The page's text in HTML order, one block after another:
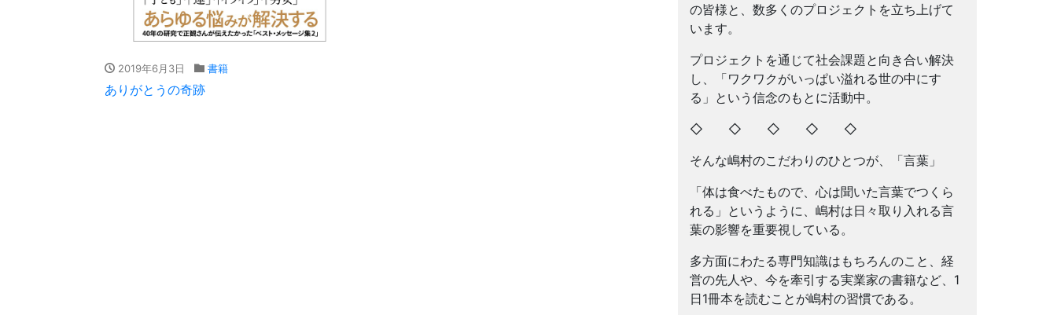
2019年6月3日 書籍
ありがとうの奇跡
の皆様と、数多くのプロジェクトを立ち上げて
います。
プロジェクトを通じて社会課題と向き合い解決
し、「ワクワクがいっぱい溢れる世の中にす
る」という信念のもとに活動中。
◇ ◇ ◇ ◇ ◇
そんな嶋村のこだわりのひとつが、「言葉」
「体は食べたもので、心は聞いた言葉でつくら
れる」というように、嶋村は日々取り入れる言
葉の影響を重要視している。
多方面にわたる専門知識はもちろんのこと、経
営の先人や、今を牽引する実業家の書籍など、1
日1冊本を読むことが嶋村の習慣である。